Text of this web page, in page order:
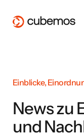
Einblicke,
News zu
und